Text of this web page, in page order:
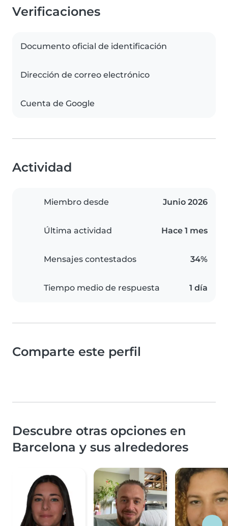
Verificaciones
Documento oficial de identificación
Dirección de correo electrónico
Cuenta de Google
Actividad
Miembro desde Junio 2026
Última actividad Hace 1 mes
Mensajes contestados 34%
Tiempo medio de respuesta 1 día
Comparte este perfil
Descubre otras opciones en
Barcelona y sus alrededores